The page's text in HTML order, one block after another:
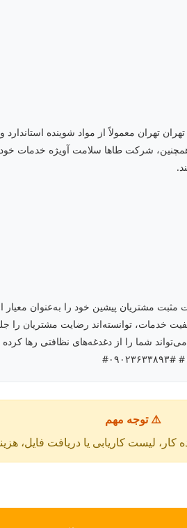
تهران معمولاً از مواد شوینده استاندارد
شرکت‌ طاها سلامت آویژه خدمات خود
مشتریان پیشین خود را به‌عنوان معیار
خدمات، توانسته‌اند رضایت مشتریان را
شما را از دغدغه‌های نظافتی رها کرده
⚠️ توجه مهم
کار، لیست کاریابی یا دریافت فایل،